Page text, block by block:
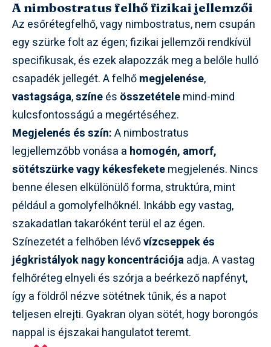
A nimbostratus felhő fizikai jellemzői
Az esőrétegfelhő, vagy nimbostratus, nem csupán
egy szürke folt az égen; fizikai jellemzői rendkívül
specifikusak, és ezek alapozzák meg a belőle hulló
csapadék jellegét. A felhőmegjelenése,
vastagsága,színeés összetételemind-mind
kulcsfontosságú a megértéséhez.
Megjelenés és szín:A nimbostratus
legjellemzőbb vonása a homogén, amorf,
sötétszürke vagy kékesfeketemegjelenés. Nincs
benne élesen elkülönülő forma, struktúra, mint
például a gomolyfelhőknél. Inkább egy vastag,
szakadatlan takaróként terül el az égen.
Színezetét a felhőben lévővízcseppek és
jégkristályok nagy koncentrációjaadja. A vastag
felhőréteg elnyeli és szórja a beérkező napfényt,
így a földről nézve sötétnek tűnik, és a napot
teljesen elrejti. Gyakran olyan sötét, hogy borongós
nappal is éjszakai hangulatot teremt.